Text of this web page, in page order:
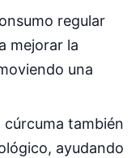
regular
mejorar la
una
cúrcuma también
ayudando